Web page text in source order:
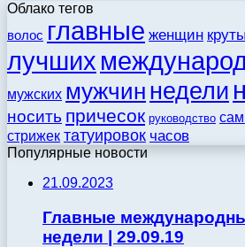
Облако тегов
волос главные женщин
лучших
мужских мужчин недели
носить причесок руководство
стрижек татуировок часов
Популярные новости
21.09.2023
Главные
недели | 29.09.19